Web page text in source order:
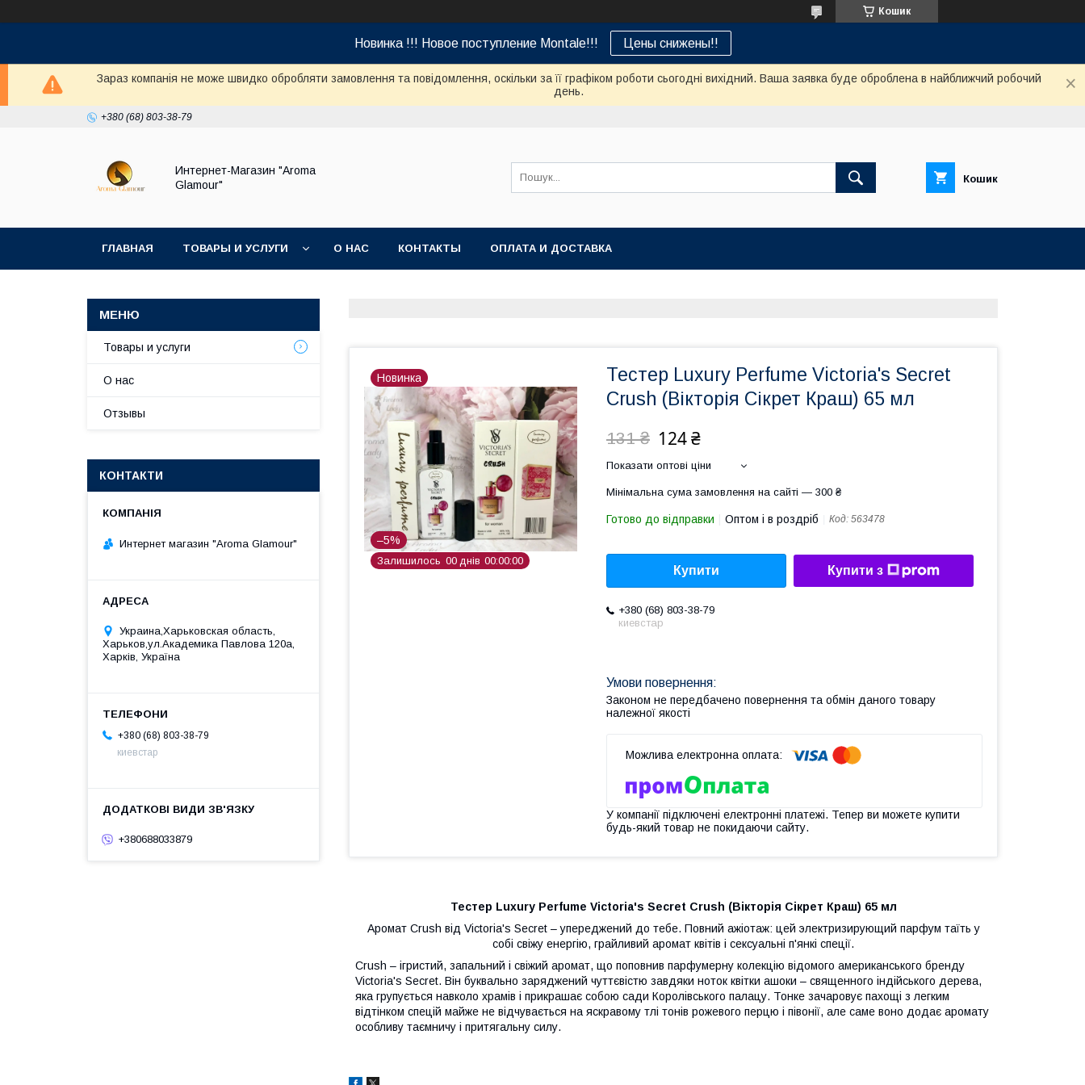
Кошик
Новинка !!! Новое поступление Montale!!! Цены снижены!!
Зараз компанія не може швидко обробляти замовлення та повідомлення, оскільки за її графіком роботи сьогодні вихідний. Ваша заявка буде оброблена в найближчий робочий
день.
+380 (68) 803-38-79
Интернет-Магазин "Aroma
Glamour"
Кошик
ГЛАВНАЯ ТОВАРЫ И УСЛУГИ О НАС КОНТАКТЫ ОПЛАТА И ДОСТАВКА
Новинка
–5%
Залишилось 00 днів 00 00 00
Тестер Luxury Perfume Victoria's Secret
Crush (Вікторія Сікрет Краш) 65 мл
131 ₴ 124 ₴
Показати оптові ціни
Мінімальна сума замовлення на сайті — 300 ₴
Готово до відправки Оптом і в роздріб Код: 563478
Купити Купити з
+380 (68) 803-38-79
киевстар
Законом не передбачено повернення та обмін даного товару
належної якості
У компанії підключені електронні платежі. Тепер ви можете купити
будь-який товар не покидаючи сайту.
Тестер Luxury Perfume Victoria's Secret Crush (Вікторія Сікрет Краш) 65 мл
Аромат Crush від Victoria's Secret – упереджений до тебе. Повний ажіотаж: цей электризирующий парфум таїть у
собі свіжу енергію, грайливий аромат квітів і сексуальні п'янкі спеції.
Crush – ігристий, запальний і свіжий аромат, що поповнив парфумерну колекцію відомого американського бренду
Victoria's Secret. Він буквально заряджений чуттєвістю завдяки ноток квітки ашоки – священного індійського дерева,
яка групується навколо храмів і прикрашає собою сади Королівського палацу. Тонке зачаровує пахощі з легким
відтінком спецій майже не відчувається на яскравому тлі тонів рожевого перцю і півонії, але саме воно додає аромату
особливу таємничу і притягальну силу.
Товары и услуги
О нас
Отзывы
КОНТАКТИ
Интернет магазин "Aroma Glamour"
Украина,Харьковская область,
Харьков,ул.Академика Павлова 120а,
Харків, Україна
+380 (68) 803-38-79
киевстар
+380688033879